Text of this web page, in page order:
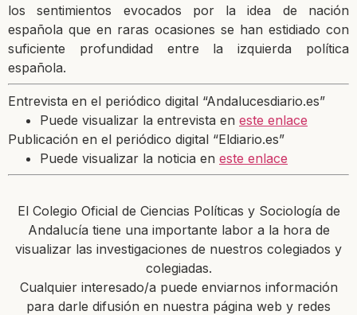
los sentimientos evocados por la idea de nación
española que en raras ocasiones se han estidiado con
suficiente profundidad entre la izquierda política
española.
Entrevista en el periódico digital “Andalucesdiario.es”
Puede visualizar la entrevista en este enlace
Publicación en el periódico digital “Eldiario.es”
Puede visualizar la noticia en este enlace
El Colegio Oficial de Ciencias Políticas y Sociología de
Andalucía tiene una importante labor a la hora de
visualizar las investigaciones de nuestros colegiados y
colegiadas.
Cualquier interesado/a puede enviarnos información
para darle difusión en nuestra página web y redes